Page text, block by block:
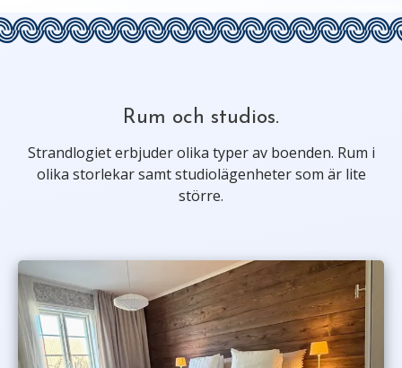
Rum och studios.
Strandlogiet erbjuder olika typer av boenden. Rum i
olika storlekar samt studiolägenheter som är lite
större.